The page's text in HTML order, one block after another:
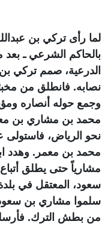
لما رأى تركي بن
بالحاكم الشرعي ـ بعد
الدرعية، صمم تركي بن
نصابه. فانطلق من
وجمع حوله أنصاره
محمد بن مشاري بن
نحو الرياض،
محمد بن معمر. وهدد
مشارياً حتى يطلق
سعود، المعتقل في
سلموا مشاري بن سعود
من بطش الترك.